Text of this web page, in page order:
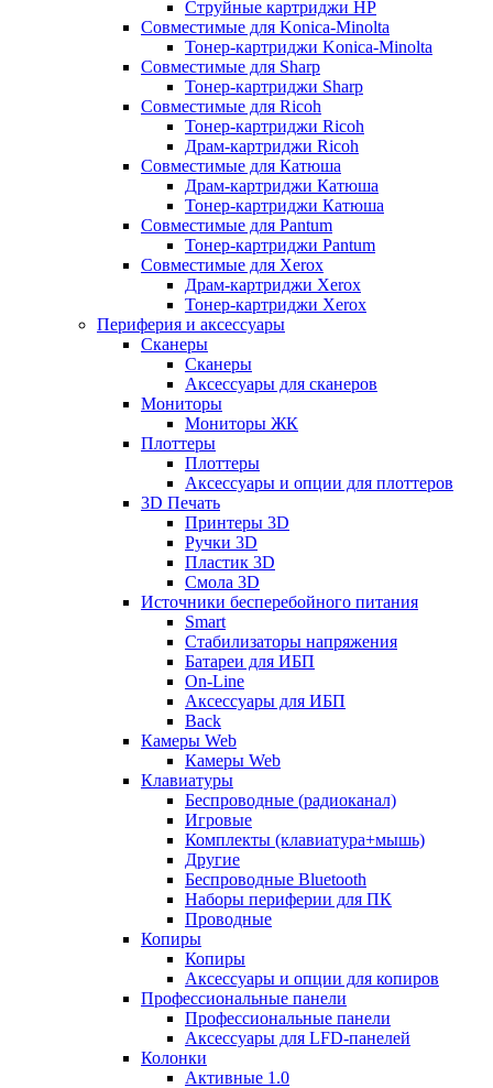
Струйные картриджи HP
Совместимые для Konica-Minolta
Тонер-картриджи Konica-Minolta
Совместимые для Sharp
Тонер-картриджи Sharp
Совместимые для Ricoh
Тонер-картриджи Ricoh
Драм-картриджи Ricoh
Совместимые для Катюша
Драм-картриджи Катюша
Тонер-картриджи Катюша
Совместимые для Pantum
Тонер-картриджи Pantum
Совместимые для Xerox
Драм-картриджи Xerox
Тонер-картриджи Xerox
Периферия и аксессуары
Сканеры
Сканеры
Аксессуары для сканеров
Мониторы
Мониторы ЖК
Плоттеры
Плоттеры
Аксессуары и опции для плоттеров
3D Печать
Принтеры 3D
Ручки 3D
Пластик 3D
Смола 3D
Источники бесперебойного питания
Smart
Стабилизаторы напряжения
Батареи для ИБП
On-Line
Аксессуары для ИБП
Back
Камеры Web
Камеры Web
Клавиатуры
Беспроводные (радиоканал)
Игровые
Комплекты (клавиатура+мышь)
Другие
Беспроводные Bluetooth
Наборы периферии для ПК
Проводные
Копиры
Копиры
Аксессуары и опции для копиров
Профессиональные панели
Профессиональные панели
Аксессуары для LFD-панелей
Колонки
Активные 1.0